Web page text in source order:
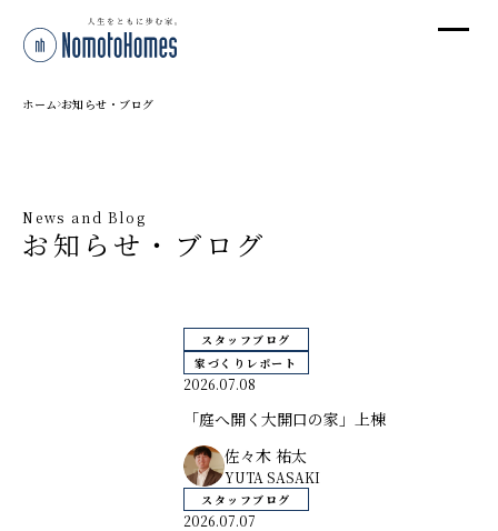
ホーム お知らせ・ブログ
News and Blog
お知らせ・ブログ
スタッフブログ
家づくりレポート
2026.07.08
「庭へ開く大開口の家」上棟
佐々木 祐太
YUTA SASAKI
スタッフブログ
2026.07.07